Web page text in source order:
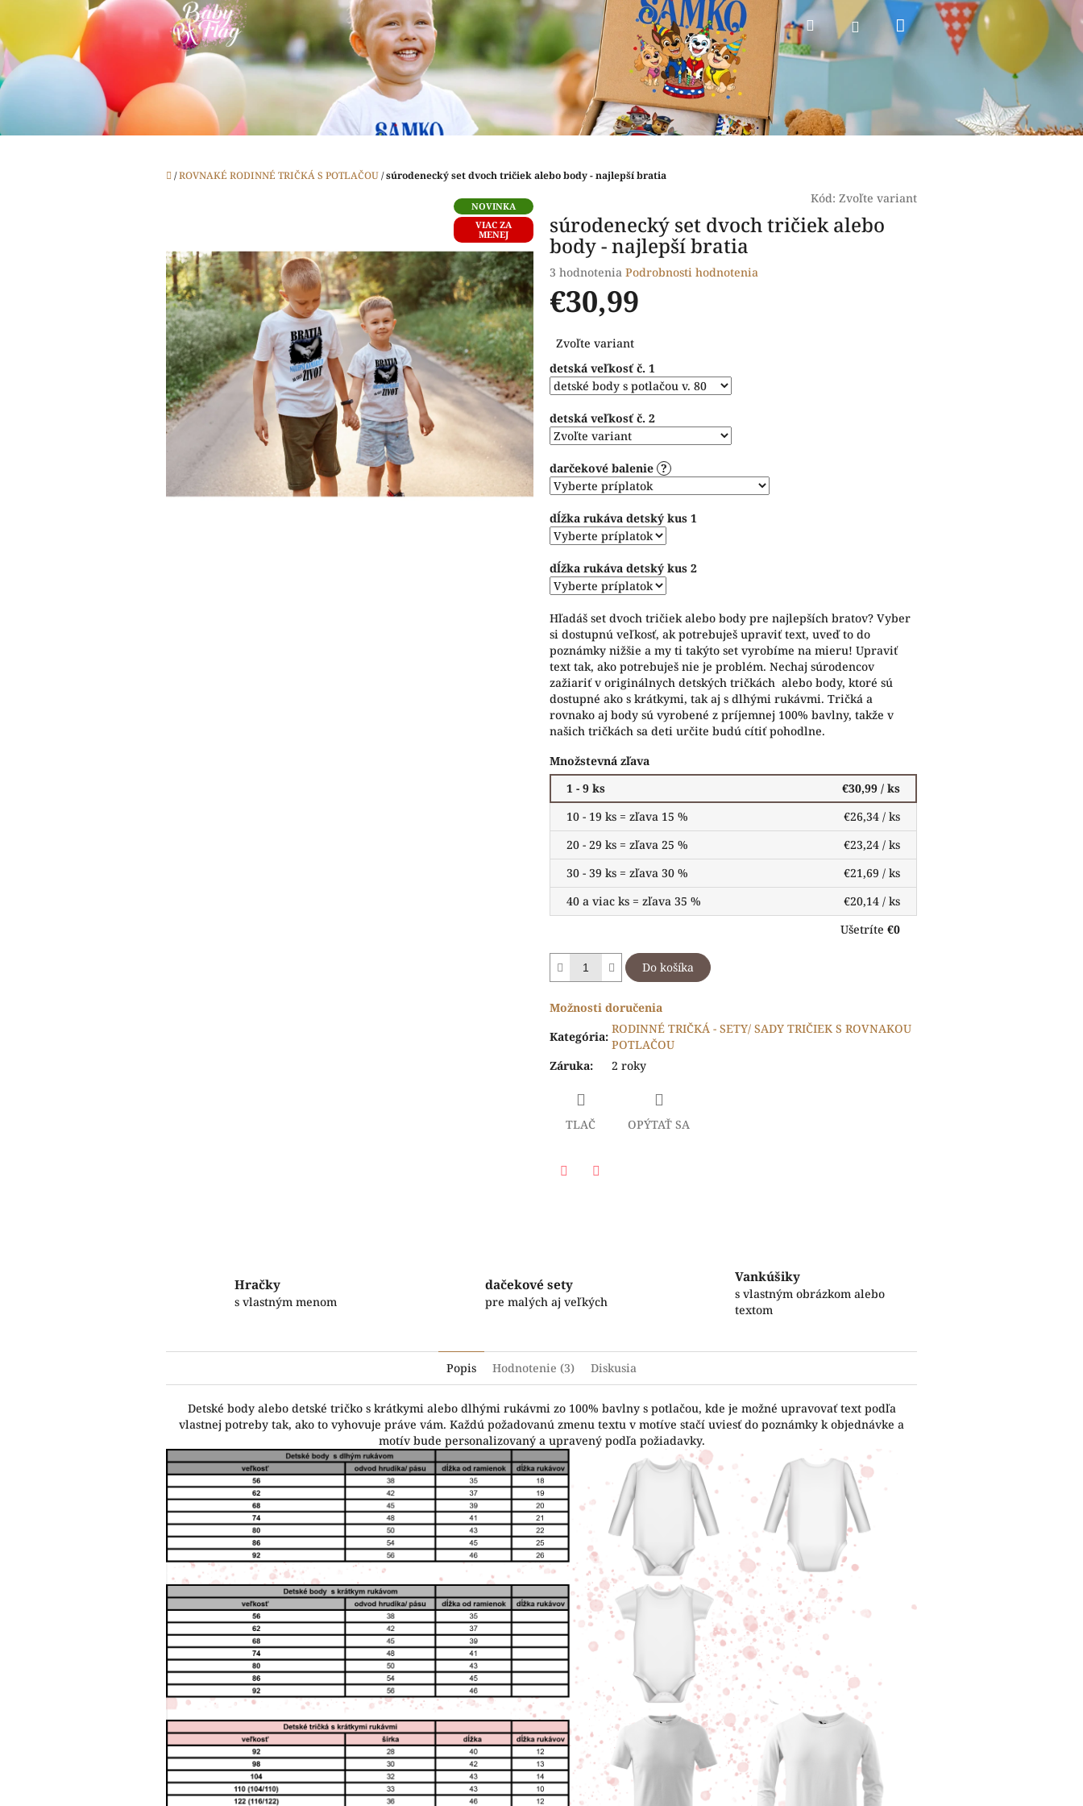
obsah
HľadaťPrihlásenieNákupný
Domov
/ROVNAKÉ RODINNÉ TRIČKÁ S POTLAČOU/súrodenecký set dvoch tričiek alebo body - najlepší bratia
NOVINKA
VIAC ZA
MENEJ
Kód: Zvoľte variant
súrodenecký set dvoch tričiek alebo
body - najlepší bratia
Priemerné
hodnotenie
produktu
5,0
5
hviezdičiek.
3 hodnotenia Podrobnosti hodnotenia
€30,99
cena:
Zvoľte variant
detská veľkosť č. 1
detská veľkosť č. 2
darčekové balenie ?
dĺžka rukáva detský kus 1
dĺžka rukáva detský kus 2
Hľadáš set dvoch tričiek alebo body pre najlepších bratov? Vyber
si dostupnú veľkosť, ak potrebuješ upraviť text, uveď to do
poznámky nižšie a my ti takýto set vyrobíme na mieru! Upraviť
text tak, ako potrebuješ nie je problém. Nechaj súrodencov
zažiariť v originálnych detských tričkách alebo body, ktoré sú
dostupné ako s krátkymi, tak aj s dlhými rukávmi. Tričká a
rovnako aj body sú vyrobené z príjemnej 100% bavlny, takže v
našich tričkách sa deti určite budú cítiť pohodlne.
Množstevná zľava
1 - 9 ks
€30,99 / ks
10 - 19 ks = zľava 15 %
€26,34 / ks
20 - 29 ks = zľava 25 %
€23,24 / ks
30 - 39 ks = zľava 30 %
€21,69 / ks
40 a viac ks = zľava 35 %
€20,14 / ks
Ušetríte €0
Do košíka
Možnosti doručenia
Kategória:
RODINNÉ TRIČKÁ - SETY/ SADY TRIČIEK S ROVNAKOU
POTLAČOU
Záruka: 2 roky
TLAČ OPÝTAŤ SA
Hračky
s vlastným menom
dačekové sety
pre malých aj veľkých
Vankúšiky
s vlastným obrázkom alebo
textom
Popis Hodnotenie (3) Diskusia
Detské body alebo detské tričko s krátkymi alebo dlhými rukávmi zo 100% bavlny s potlačou, kde je možné upravovať text podľa
vlastnej potreby tak, ako to vyhovuje práve vám. Každú požadovanú zmenu textu v motíve stačí uviesť do poznámky k objednávke a
motív bude personalizovaný a upravený podľa požiadavky.